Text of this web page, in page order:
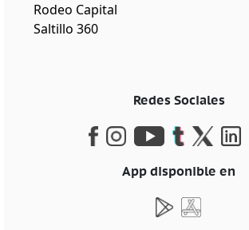
Rodeo Capital
Saltillo 360
Redes Sociales
App disponible en